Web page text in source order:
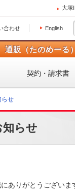
大塚
合わせ English
通販（たのめーる）
契約・請求書
らせ
らせ
ありがとうございま